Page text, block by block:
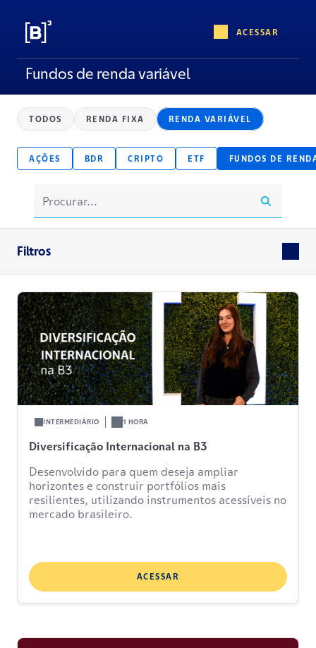
ACESSAR
Fundos de renda variável
TODOS RENDA FIXA RENDA VARIÁVEL
AÇÕES BDR CRIPTO ETF FUNDOS DE
Filtros
INTERMEDIÁRIO 1 HORA
Diversificação Internacional na B3
Desenvolvido para quem deseja ampliar
horizontes e construir portfólios mais
resilientes, utilizando instrumentos acessíveis no
mercado brasileiro.
ACESSAR